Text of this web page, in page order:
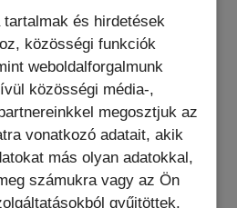
és hirdetések
közösségi funkciók
weboldalforgalmunk
közösségi média-,
megosztjuk az
vonatkozó adatait, akik
más olyan adatokkal,
számukra vagy az Ön
gyűjtöttek.
a
után kiváló
érintési reakciót
pedig
ujjlenyomatok
köszönhetően az
tapad, és